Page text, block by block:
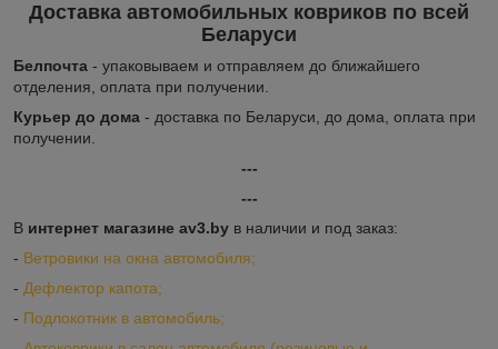
Доставка автомобильных ковриков по всей
Беларуси
Белпочта - упаковываем и отправляем до ближайшего
отделения, оплата при получении.
Курьер до дома - доставка по Беларуси, до дома, оплата при
получении.
---
---
В интернет магазине av3.by в наличии и под заказ:
- Ветровики на окна автомобиля;
- Дефлектор капота;
- Подлокотник в автомобиль;